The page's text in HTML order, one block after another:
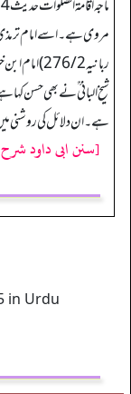
مروی ہے۔ اسے امام
ربانیہ 276/
شیخ البانی ؒ نے بھی حسن
ہے۔ ان دلائل کی روشنی
[سنن ابی داود
in Urdu